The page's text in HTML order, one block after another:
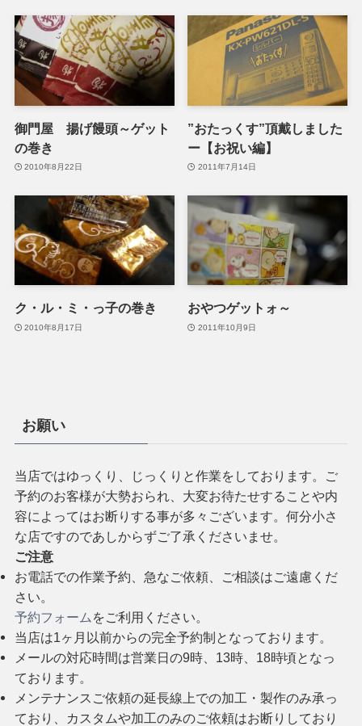
御門屋 揚げ饅頭～ゲット
の巻き
2010年8月22日
”おたっくす”頂戴しました
ー【お祝い編】
2011年7月14日
ク・ル・ミ・っ子の巻き
2010年8月17日
おやつゲットォ～
2011年10月9日
お願い
当店ではゆっくり、じっくりと作業をしております。ご
予約のお客様が大勢おられ、大変お待たせすることや内
容によってはお断りする事が多々ございます。何分小さ
な店ですのであしからずご了承くださいませ。
ご注意
お電話での作業予約、急なご依頼、ご相談はご遠慮くだ
さい。
予約フォーム をご利用ください。
当店は1ヶ月以前からの完全予約制となっております。
メールの対応時間は営業日の9時、13時、18時頃となっ
ております。
メンテナンスご依頼の延長線上での加工・製作のみ承っ
ており、カスタムや加工のみのご依頼はお断りしており